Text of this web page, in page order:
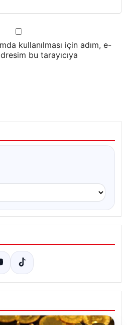
kullanılması için adım, e-
bu tarayıcıya